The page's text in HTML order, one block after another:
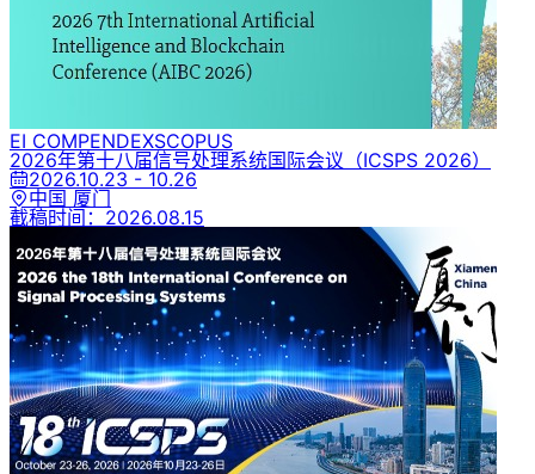
EI COMPENDEXSCOPUS
2026年第十八届信号处理系统国际会议 （ICSPS 2026）
2026.10.23 - 10.26
中国 厦门
截稿时间： 2026.08.15